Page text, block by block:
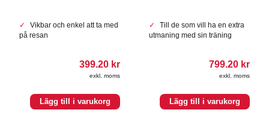
Vikbar och enkel att ta med
på resan
399.20 kr
exkl. moms
Lägg till i varukorg
Till de som vill ha en extra
utmaning med sin träning
799.20 kr
exkl. moms
Lägg till i varukorg